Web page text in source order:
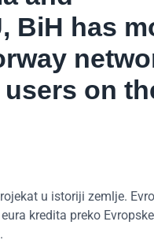
BiH has
on
u istoriji zemlje.
kredita preko